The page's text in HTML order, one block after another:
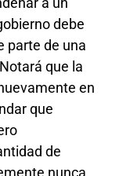
debe
parte de una
que la
en
que
de